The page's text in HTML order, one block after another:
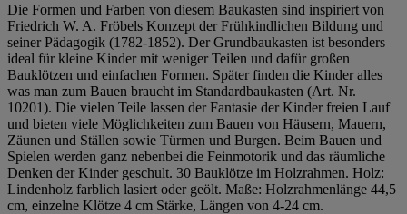
Die Formen und Farben von diesem Baukasten sind inspiriert von
Friedrich W. A. Fröbels Konzept der Frühkindlichen Bildung und
seiner Pädagogik (1782-1852). Der Grundbaukasten ist besonders
ideal für kleine Kinder mit weniger Teilen und dafür großen
Bauklötzen und einfachen Formen. Später finden die Kinder alles
was man zum Bauen braucht im Standardbaukasten (Art. Nr.
10201). Die vielen Teile lassen der Fantasie der Kinder freien Lauf
und bieten viele Möglichkeiten zum Bauen von Häusern, Mauern,
Zäunen und Ställen sowie Türmen und Burgen. Beim Bauen und
Spielen werden ganz nebenbei die Feinmotorik und das räumliche
Denken der Kinder geschult. 30 Bauklötze im Holzrahmen. Holz:
Lindenholz farblich lasiert oder geölt. Maße: Holzrahmenlänge 44,5
cm, einzelne Klötze 4 cm Stärke, Längen von 4-24 cm.